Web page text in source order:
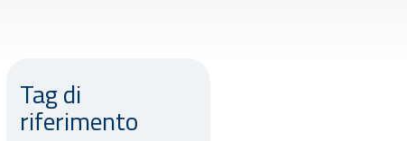
Tag di
riferimento